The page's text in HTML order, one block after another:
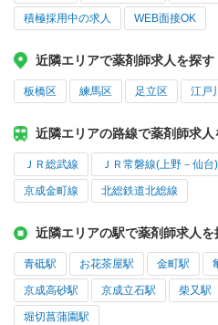
積極採用中の求人 WEB面接OK
近隣エリアで薬剤師求人を探す
板橋区 練馬区 足立区 江戸
近隣エリアの路線で薬剤師求人
ＪＲ総武線 ＪＲ常磐線(上野－仙台)
京成金町線 北総鉄道北総線
近隣エリアの駅で薬剤師求人を
青砥駅 お花茶屋駅 金町駅
京成高砂駅 京成立石駅 柴又駅
堀切菖蒲園駅